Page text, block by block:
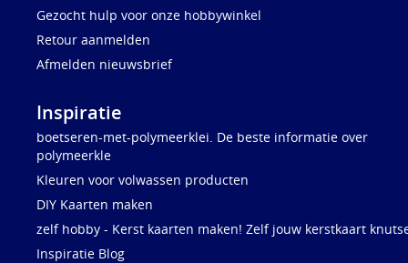
Gezocht hulp voor onze hobbywinkel
Retour aanmelden
Afmelden nieuwsbrief
Inspiratie
boetseren-met-polymeerklei. De beste informatie over
polymeerkle
Kleuren voor volwassen producten
DIY Kaarten maken
zelf hobby - Kerst kaarten maken! Zelf jouw kerstkaart
Inspiratie Blog